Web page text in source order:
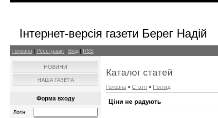
Інтернет-версія газети Берег Надій
Головна | Реєстрація | Вхід | RSS
НОВИНИ
НАША ГАЗЕТА
Форма входу
Логін:
Каталог статей
Головна » Статті » Погляд
Ціни не радують